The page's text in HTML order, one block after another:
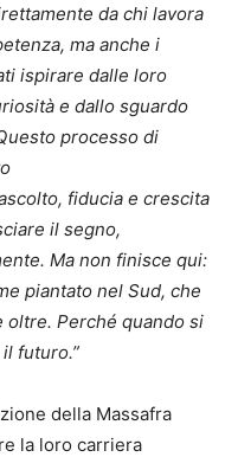
da chi lavora
ma anche i
ispirare dalle loro
e dallo sguardo
processo di
fiducia e crescita
il segno,
Ma non finisce qui:
piantato nel Sud, che
oltre. Perché quando si
futuro.”
della Massafra
la loro carriera